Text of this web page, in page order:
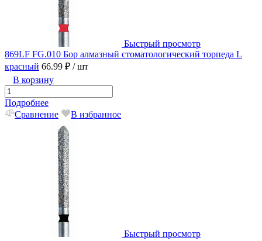
Быстрый просмотр
869LF FG.010 Бор алмазный стоматологический торпеда L
красный 66.99 ₽ / шт
В корзину
Подробнее
Сравнение
В избранное
Быстрый просмотр